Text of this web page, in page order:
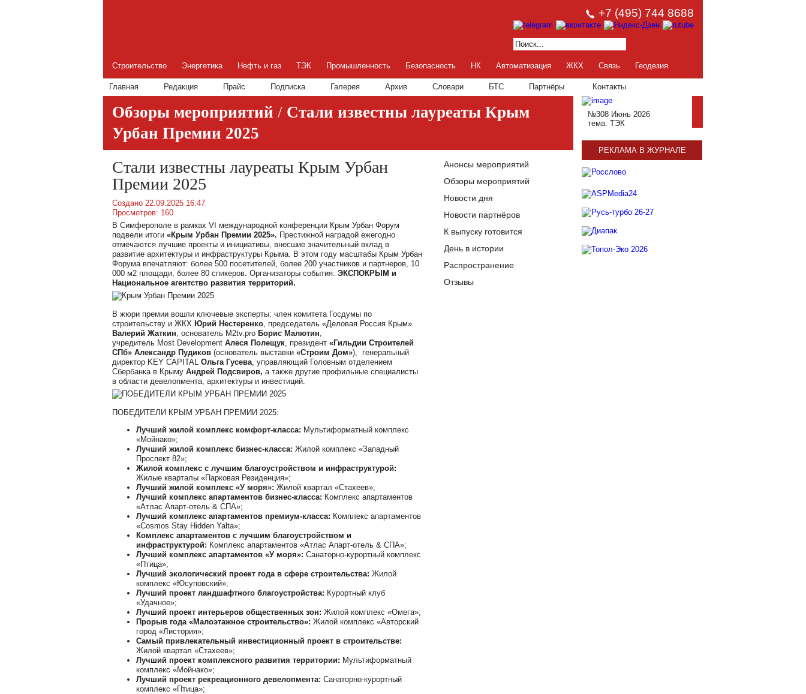
+7 (495) 744 8688
Строительство Энергетика Нефть и газ ТЭК Промышленность Безопасность НК Автоматизация ЖКХ Связь Геодезия
Главная Редакция Прайс Подписка Галерея Архив Словари БТС Партнёры Контакты
Обзоры мероприятий / Стали известны лауреаты Крым
Урбан Премии 2025
Стали известны лауреаты Крым Урбан
Премии 2025
Создано 22.09.2025 16:47
Просмотров: 160
В Симферополе в рамках VI международной конференции Крым Урбан Форум
подвели итоги «Крым Урбан Премии 2025». Престижной наградой ежегодно
отмечаются лучшие проекты и инициативы, внесшие значительный вклад в
развитие архитектуры и инфраструктуры Крыма. В этом году масштабы Крым Урбан
Форума впечатляют: более 500 посетителей, более 200 участников и партнеров, 10
000 м2 площади, более 80 спикеров. Организаторы события: ЭКСПОКРЫМ и
Национальное агентство развития территорий.
В жюри премии вошли ключевые эксперты: член комитета Госдумы по
строительству и ЖКХ Юрий Нестеренко, председатель «Деловая Россия Крым»
Валерий Жаткин, основатель M2tv.pro Борис Малютин,
учредитель Most Development Алеся Полещук, президент «Гильдии Строителей
СПб» Александр Пудиков (основатель выставки «Строим Дом»), генеральный
директор KEY CAPITAL Ольга Гусева, управляющий Головным отделением
Сбербанка в Крыму Андрей Подсвиров, а также другие профильные специалисты
в области девелопмента, архитектуры и инвестиций.
ПОБЕДИТЕЛИ КРЫМ УРБАН ПРЕМИИ 2025:
Лучший жилой комплекс комфорт-класса: Мультиформатный комплекс
«Мойнако»;
Лучший жилой комплекс бизнес-класса: Жилой комплекс «Западный
Проспект 82»;
Жилой комплекс с лучшим благоустройством и инфраструктурой:
Жилые кварталы «Парковая Резиденция»;
Лучший жилой комплекс «У моря»: Жилой квартал «Стахеев»;
Лучший комплекс апартаментов бизнес-класса: Комплекс апартаментов
«Атлас Апарт-отель & СПА»;
Лучший комплекс апартаментов премиум-класса: Комплекс апартаментов
«Cosmos Stay Hidden Yalta»;
Комплекс апартаментов с лучшим благоустройством и
инфраструктурой: Комплекс апартаментов «Атлас Апарт-отель & СПА»;
Лучший комплекс апартаментов «У моря»: Санаторно-курортный комплекс
«Птица»;
Лучший экологический проект года в сфере строительства: Жилой
комплекс «Юсуповский»;
Лучший проект ландшафтного благоустройства: Курортный клуб
«Удачное»;
Лучший проект интерьеров общественных зон: Жилой комплекс «Омега»;
Прорыв года «Малоэтажное строительство»: Жилой комплекс «Авторский
город «Листория»;
Самый привлекательный инвестиционный проект в строительстве:
Жилой квартал «Стахеев»;
Лучший проект комплексного развития территории: Мультиформатный
комплекс «Мойнако»;
Лучший проект рекреационного девелопмента: Санаторно-курортный
комплекс «Птица»;
Анонсы мероприятий
Обзоры мероприятий
Новости дня
Новости партнёров
К выпуску готовится
День в истории
Распространение
Отзывы
№308 Июнь 2026
тема: ТЭК
РЕКЛАМА В ЖУРНАЛЕ